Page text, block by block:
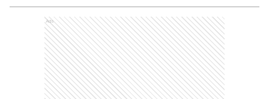
Ads